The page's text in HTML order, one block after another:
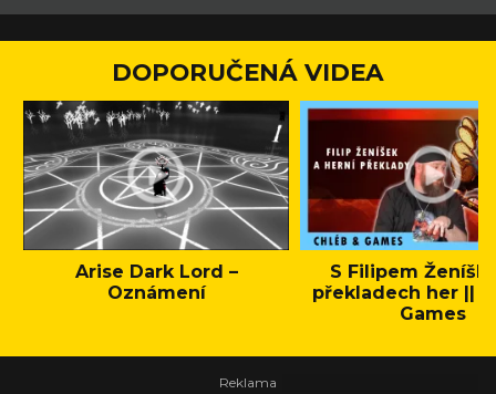
DOPORUČENÁ VIDEA
Arise Dark Lord –
Oznámení
S Filipem
překladech her ||
Games